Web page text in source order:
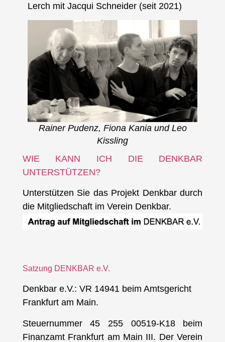
Lerch mitJacqui Schneider(seit 2021)
Rainer Pudenz, Fiona Kania und Leo
Kissling
WIE KANN ICH DIE DENKBAR
UNTERSTÜTZEN?
Unterstützen Sie das Projekt Denkbar durch
die Mitgliedschaft im Verein Denkbar.
Satzung DENKBAR e.V.
Denkbar e.V.: VR 14941 beim Amtsgericht
Frankfurt am Main.
Steuernummer 45 255 00519-K18 beim
Finanzamt Frankfurt am Main III. Der Verein